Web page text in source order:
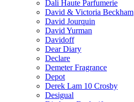
Dali Haute Parfumerie
David & Victoria Beckham
David Jourquin
David Yurman
Davidoff
Dear Diary
Declare
Demeter Fragrance
Depot
Derek Lam 10 Crosby
Desigual